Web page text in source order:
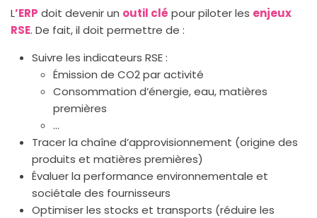
L’ERP doit devenir un outil clé pour piloter les enjeux
RSE. De fait, il doit permettre de :
Suivre les indicateurs RSE :
Émission de CO2 par activité
Consommation d’énergie, eau, matières
premières
...
Tracer la chaîne d’approvisionnement (origine des
produits et matières premières)
Évaluer la performance environnementale et
sociétale des fournisseurs
Optimiser les stocks et transports (réduire les